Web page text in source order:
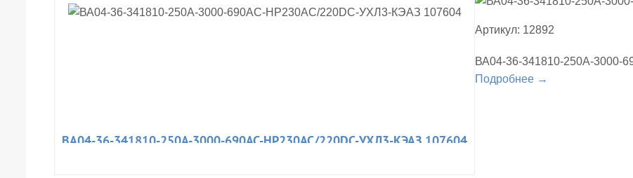
ВА04-36-341810-250А-3000-690AC-НР230AC/220DC-УХЛ3-КЭАЗ 107604
Артикул: 12892
ВА04-36-341810-250А-3000-
Подробнее →